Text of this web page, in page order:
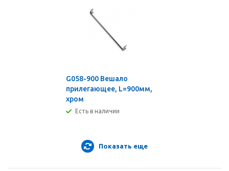
G058-900 Вешало
прилегающее, L=900мм,
хром
Есть в наличии
Показать еще